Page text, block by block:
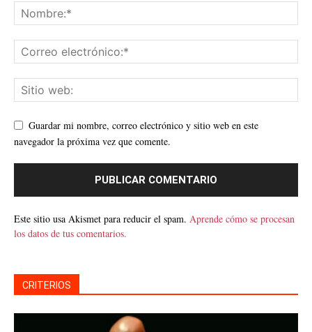
Guardar mi nombre, correo electrónico y sitio web en este
navegador la próxima vez que comente.
Este sitio usa Akismet para reducir el spam. Aprende cómo se procesan
los datos de tus comentarios.
CRITERIOS